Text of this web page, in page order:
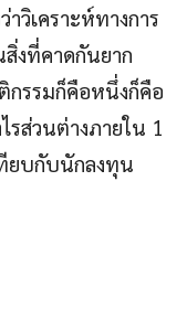
วิเคราะห์ทางการ
งที่คาดกันยาก
กรรมก็คือหนึ่งก็คือ
รส่วนต่างภายใน 1
ยบกับนักลงทุน